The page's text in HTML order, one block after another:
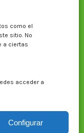
como el
sitio. No
a ciertas
acceder a
Configurar